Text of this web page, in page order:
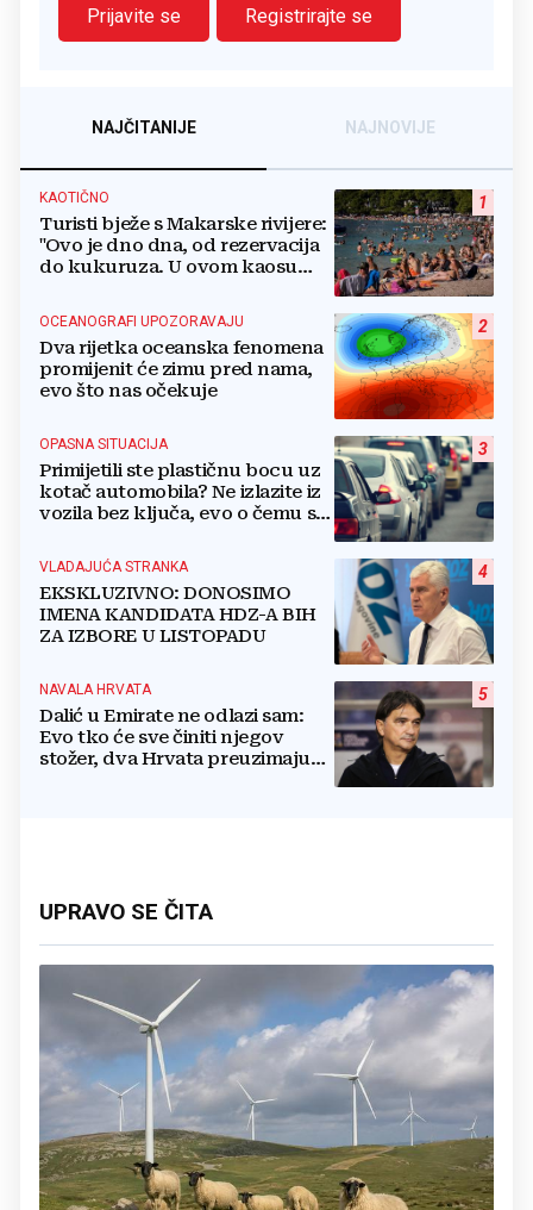
Prijavite se
Registrirajte se
NAJČITANIJE NAJNOVIJE
1
KAOTIČNO
Turisti bježe s Makarske rivijere:
"Ovo je dno dna, od rezervacija
do kukuruza. U ovom kaosu
2
OCEANOGRAFI UPOZORAVAJU
Dva rijetka oceanska fenomena
promijenit će zimu pred nama,
evo što nas očekuje
3
OPASNA SITUACIJA
Primijetili ste plastičnu bocu uz
kotač automobila? Ne izlazite iz
vozila bez ključa, evo o čemu se
4
VLADAJUĆA STRANKA
EKSKLUZIVNO: DONOSIMO
IMENA KANDIDATA HDZ-A BIH
ZA IZBORE U LISTOPADU
5
NAVALA HRVATA
Dalić u Emirate ne odlazi sam:
Evo tko će sve činiti njegov
stožer, dva Hrvata preuzimaju
UPRAVO SE ČITA